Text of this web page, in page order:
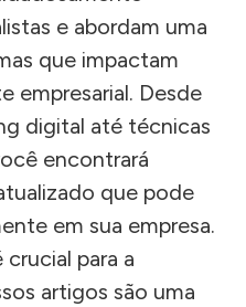
e abordam uma
que impactam
empresarial. Desde
digital até técnicas
encontrará
que pode
em sua empresa.
para a
artigos são uma